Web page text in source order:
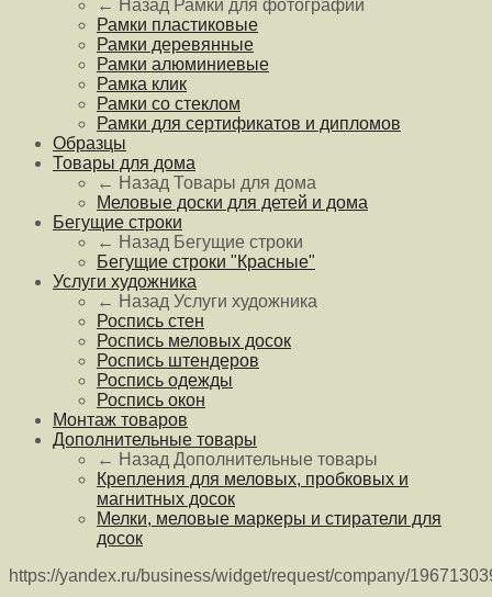
← Назад Рамки для фотографий
Рамки пластиковые
Рамки деревянные
Рамки алюминиевые
Рамка клик
Рамки со стеклом
Рамки для сертификатов и дипломов
Образцы
Товары для дома
← Назад Товары для дома
Меловые доски для детей и дома
Бегущие строки
← Назад Бегущие строки
Бегущие строки "Красные"
Услуги художника
← Назад Услуги художника
Роспись стен
Роспись меловых досок
Роспись штендеров
Роспись одежды
Роспись окон
Монтаж товаров
Дополнительные товары
← Назад Дополнительные товары
Крепления для меловых, пробковых и
магнитных досок
Мелки, меловые маркеры и стиратели для
досок
https://yandex.ru/business/widget/request/company/